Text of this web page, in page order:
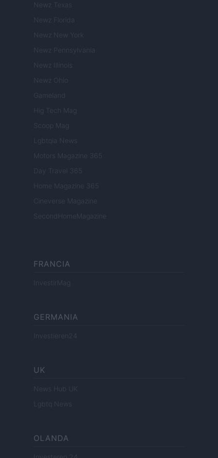
Newz Texas
Newz Florida
Newz New York
Newz Pennsylvania
Newz Illinois
Newz Ohio
Gameland
Hig Tech Mag
Scoop Mag
Lgbtqia News
Motors Magazine 365
Day Travel 365
Home Magazine 365
Cineverse Magazine
SecondHomeMagazine
FRANCIA
InvestirMag
GERMANIA
Investieren24
UK
News Hub UK
Lgbtq News
OLANDA